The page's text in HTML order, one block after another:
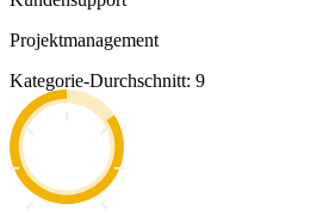
Projektmanagement
Kategorie-Durchschnitt: 9